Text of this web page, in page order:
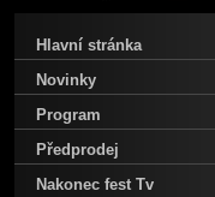
Hlavní stránka
Novinky
Program
Předprodej
Nakonec fest Tv